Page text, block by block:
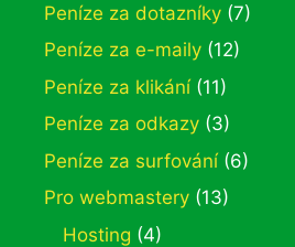
Peníze za dotazníky (7)
Peníze za e-maily (12)
Peníze za klikání(11)
Peníze za odkazy (3)
Peníze za surfování(6)
Pro webmastery (13)
Hosting (4)